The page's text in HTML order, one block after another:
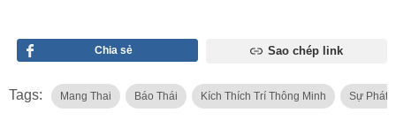
Chia sẻ Sao chép link
Tags: Mang Thai Báo Thái Kích Thích Trí Thông Minh Sự Phát